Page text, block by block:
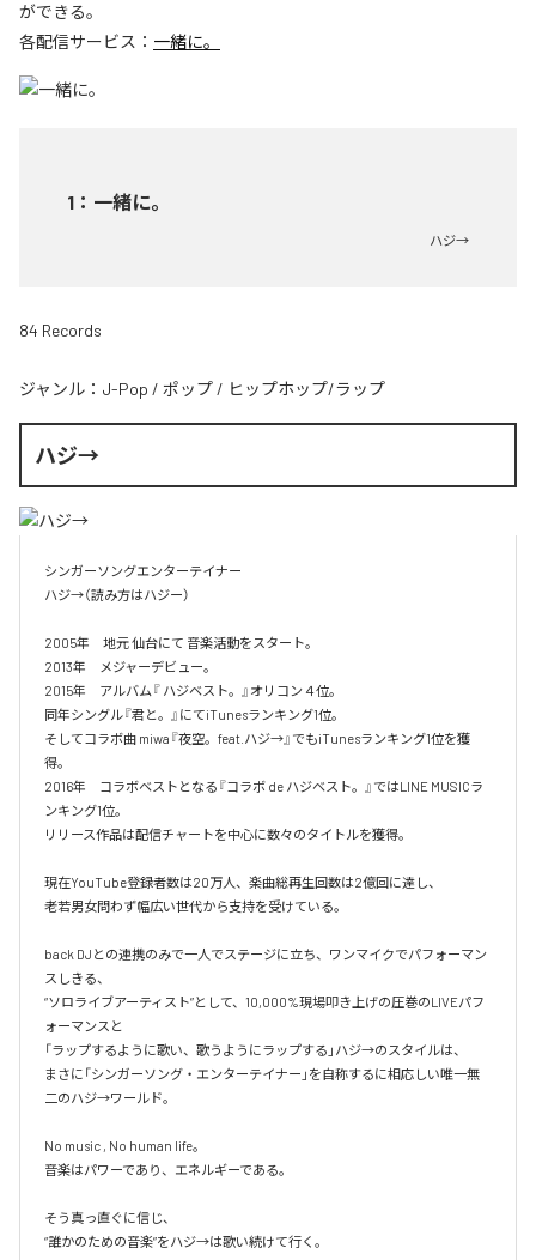
ができる。
各配信サービス： 一緒に。
1 ： 一緒に。
ハジ→
84 Records
ジャンル： J-Pop / ポップ / ヒップホップ/ラップ
ハジ→
シンガーソングエンターテイナー
ハジ→（読み方はハジー）
2005年　地元 仙台にて 音楽活動をスタート。
2013年　メジャーデビュー。
2015年　アルバム『 ハジベスト。』オリコン４位。
同年シングル『君と。』にてiTunesランキング1位。
そしてコラボ曲 miwa『夜空。feat.ハジ→』でもiTunesランキング1位を獲
得。
2016年　コラボベストとなる『コラボ de ハジベスト。』ではLINE MUSICラ
ンキング1位。
リリース作品は配信チャートを中心に数々のタイトルを獲得。
現在YouTube登録者数は20万人、楽曲総再生回数は2億回に達し、
老若男女問わず幅広い世代から支持を受けている。
back DJとの連携のみで一人でステージに立ち、ワンマイクでパフォーマン
スしきる、
“ソロライブアーティスト”として、10,000%現場叩き上げの圧巻のLIVEパフ
ォーマンスと
「ラップするように歌い、歌うようにラップする」ハジ→のスタイルは、
まさに「シンガーソング・エンターテイナー」を自称するに相応しい唯一無
二のハジ→ワールド。
No music , No human life。
音楽はパワーであり、エネルギーである。
そう真っ直ぐに信じ、